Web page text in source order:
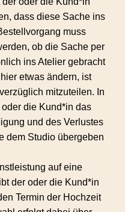
dass diese Sache ins
muss
ob die Sache per
ins Atelier gebracht
etwas ändern, ist
mitzuteilen. In
die Kund*in das
und des Verlustes
dem Studio übergeben
auf eine
der oder die Kund*in
Termin der Hochzeit